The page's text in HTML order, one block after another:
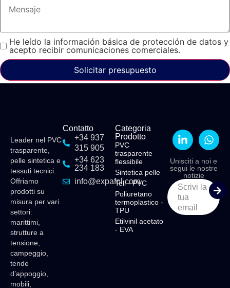
He leído la información básica de protección de datos y
acepto recibir comunicaciones comerciales.
Solicitar presupuesto
Leader nel PVC
trasparente,
pelle sintetica e
tessuti tecnici.
Offriamo
prodotti su
misura per vari
settori:
marittimi,
strutture a
tensione,
campeggio,
tende
d’appoggio,
mobili,
Contatto
+34 937
315 905
+34 623
234 183
info@expafol.com
Categoria
Prodotto
PVC
trasparente
flessibile
Sintetica pelle
Teli - PVC
Poliuretano
termoplastico -
TPU
Etilvinil acetato
- EVA
Unisciti a noi e
segui le nostre
notizie
Scrivi la
tua
email